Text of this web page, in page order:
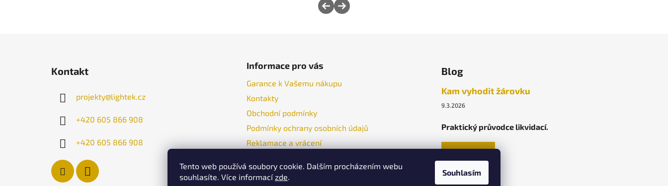
Tento web používá soubory cookie. Dalším procházením webu
souhlasíte. Více informacízde. Souhlasím
Kontakt
projekty@lightek.cz
+420 605 866 908
+420 605 866 908
Informace pro vás
Garance k Vašemu nákupu
Kontakty
Obchodní podmínky
Podmínky ochrany osobních údajů
Reklamace a vrácení
Blog
Kam vyhodit žárovku
9.3.2026
Praktický průvodce likvidací.